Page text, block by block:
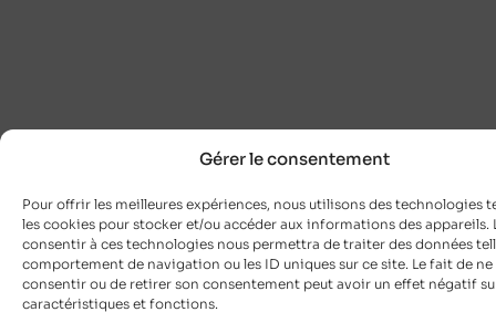
Gérer le consentement
Pour offrir les meilleures expériences, nous utilisons des technologies
les cookies pour stocker et/ou accéder aux informations des appareils.
consentir à ces technologies nous permettra de traiter des données
comportement de navigation ou les ID uniques sur ce site. Le fait de ne
consentir ou de retirer son consentement peut avoir un effet négatif
caractéristiques et fonctions.